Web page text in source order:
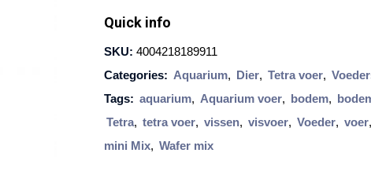
t
Quick info
SKU: 4004218189911
Categories: Aquarium, Dier, Tetra voer,
Tags: aquarium, Aquarium voer, bodem,
Tetra, tetra voer, vissen, visvoer, Voeder, voer,
mini Mix, Wafer mix